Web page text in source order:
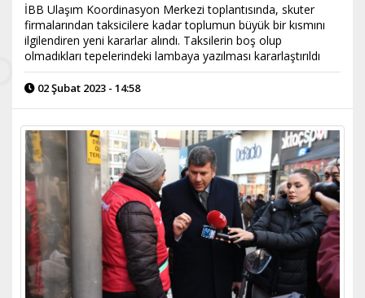
İBB Ulaşım Koordinasyon Merkezi toplantısında, skuter
firmalarından taksicilere kadar toplumun büyük bir kısmını
ilgilendiren yeni kararlar alındı. Taksilerin boş olup
olmadıkları tepelerindeki lambaya yazılması kararlaştırıldı
02 Şubat 2023 - 14:58